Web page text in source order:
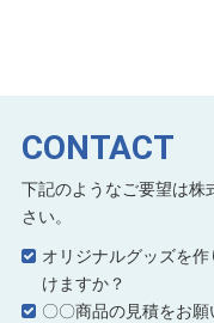
CONTACT
下記のようなご要望は株
さい。
オリジナルグッズを
けますか？
〇〇商品の見積をお